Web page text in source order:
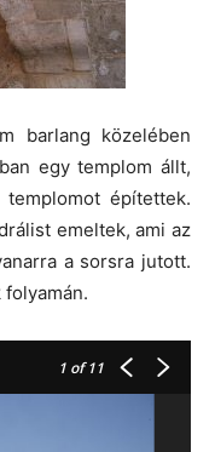
barlang közelében
egy templom állt,
építettek.
emeltek, ami az
a sorsra jutott.
1 of 11